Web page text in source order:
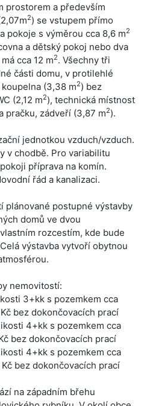
prostorem a především
2) se vstupem přímo
pokoje s výměrou cca 8,6 m2
a dětský pokoj nebo dva
cca 12 m2. Všechny tři
části domu, v protilehlé
(3,38 m2) bez
(2,12 m2), technická místnost
pračku, zádveří (3,87 m2).
jednotkou vzduch/vzduch.
v chodbě. Pro variabilitu
příprava na komín.
řád a kanalizaci.
plánované postupné výstavby
domů ve dvou
rozcestím, kde bude
výstavba vytvoří obytnou
nemovitostí:
3+kk s pozemkem cca
bez dokončovacích prací
4+kk s pozemkem cca
bez dokončovacích prací
4+kk s pozemkem cca
bez dokončovacích prací
na západním břehu